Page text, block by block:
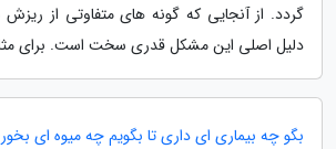
گردد. از آنجایی که گونه های متفاوتی از ریزش
دلیل اصلی این مشکل قدری سخت است. برای
بگو چه بیماری ای داری تا بگویم چه میوه ای